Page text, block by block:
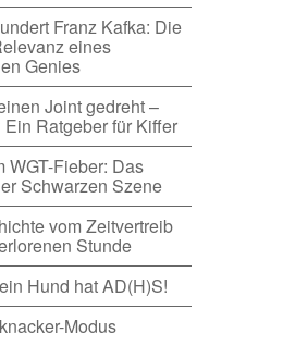
Franz Kafka: Die
eines
Genies
Joint gedreht –
Ratgeber für Kiffer
WGT-Fieber: Das
Schwarzen Szene
vom Zeitvertreib
Stunde
Hund hat AD(H)S!
Modus